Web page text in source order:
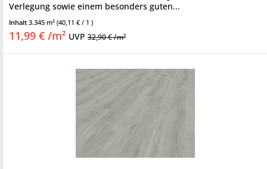
Verlegung sowie einem besonders guten...
Inhalt 3.345 m² (40,11 € / 1 )
11,99 € /m² UVP 32,90 € /m²